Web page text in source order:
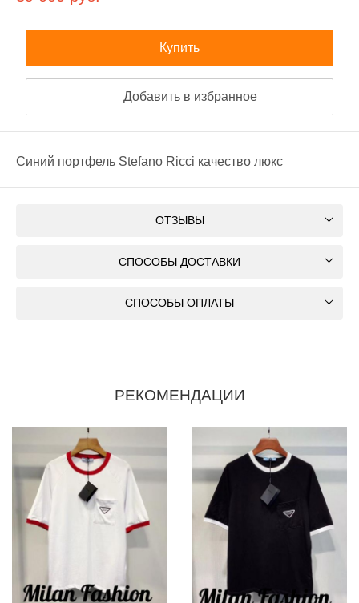
Купить
Добавить в избранное
Синий портфель Stefano Ricci качество люкс
ОТЗЫВЫ
СПОСОБЫ ДОСТАВКИ
СПОСОБЫ ОПЛАТЫ
РЕКОМЕНДАЦИИ